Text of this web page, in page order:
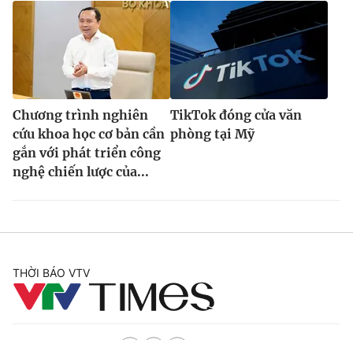
Chương trình nghiên
cứu khoa học cơ bản cần
gắn với phát triển công
nghệ chiến lược của...
TikTok đóng cửa văn
phòng tại Mỹ
THỜI BÁO VTV